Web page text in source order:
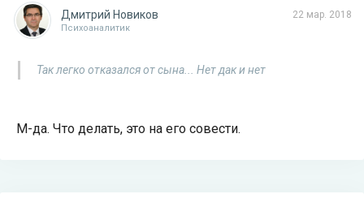
22 мар. 2018
Дмитрий Новиков
Психоаналитик
Так легко отказался от сына... Нет дак и нет
М-да. Что делать, это на его совести.